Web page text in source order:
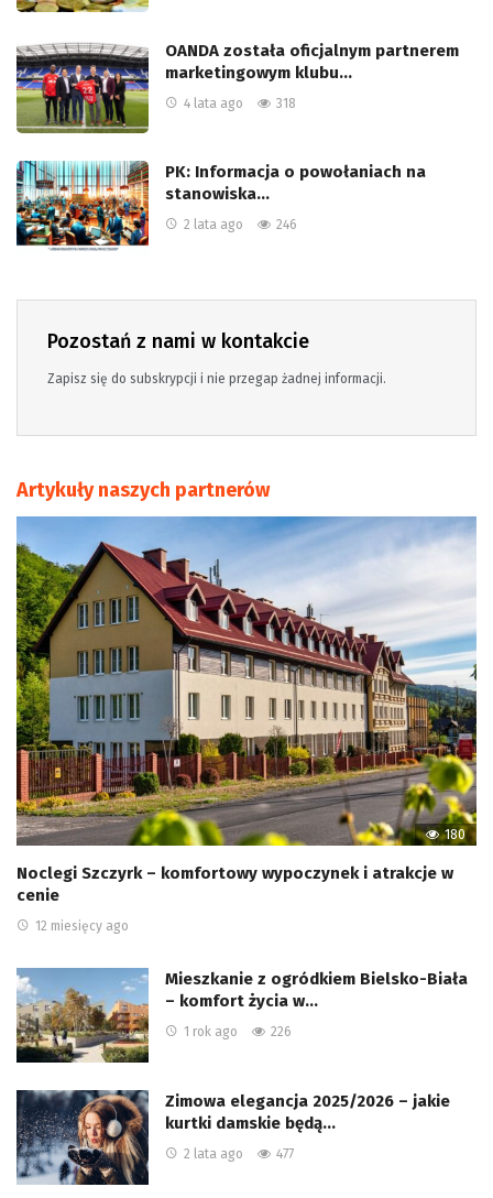
OANDA została oficjalnym partnerem
marketingowym klubu…
4 lata ago 318
PK: Informacja o powołaniach na
stanowiska…
2 lata ago 246
Pozostań z nami w kontakcie
Zapisz się do subskrypcji i nie przegap żadnej informacji.
Artykuły naszych partnerów
180
Noclegi Szczyrk – komfortowy wypoczynek i atrakcje w
cenie
12 miesięcy ago
Mieszkanie z ogródkiem Bielsko-Biała
– komfort życia w…
1 rok ago 226
Zimowa elegancja 2025/2026 – jakie
kurtki damskie będą…
2 lata ago 477